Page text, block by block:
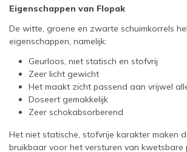
Eigenschappen van Flopak
De witte, groene en zwarte schuimkorrels
eigenschappen, namelijk:
Geurloos, niet statisch en stofvrij
Zeer licht gewicht
Het maakt zicht passend aan vrijwel
Doseert gemakkelijk
Zeer schokabsorberend
Het niet statische, stofvrije karakter maken
bruikbaar voor het versturen van kwetsbare